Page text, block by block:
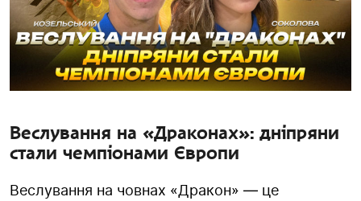
Веслування на «Драконах»: дніпряни
стали чемпіонами Європи
Веслування на човнах «Дракон» — це